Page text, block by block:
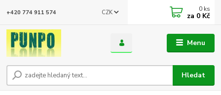
Menu
CZK
Hledat
+420 774 911 574 0 ks
za 0 Kč